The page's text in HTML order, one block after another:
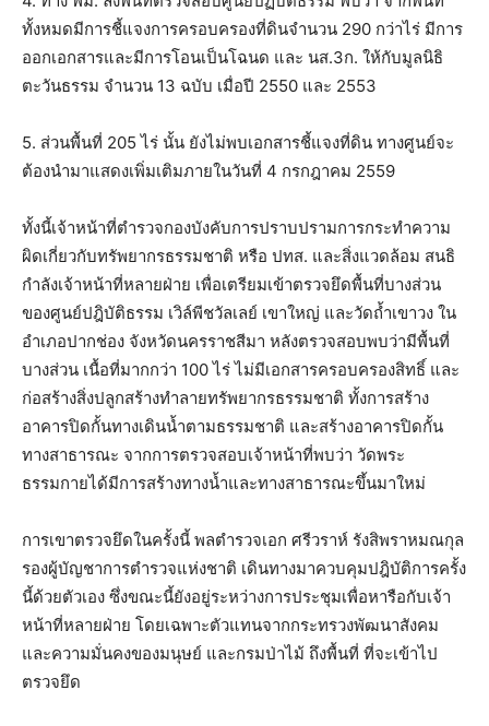
ทั้งหมดมีการชี้แจงการครอบครองที่ดินจำนวน 290 กว่าไร่ มีการ
ออกเอกสารและมีการโอนเป็นโฉนด และ นส.3ก. ให้กับมูลนิธิ
ตะวันธรรม จำนวน 13 ฉบับ เมื่อปี 2550 และ 2553
5. ส่วนพื้นที่ 205 ไร่ นั้น ยังไม่พบเอกสารชี้แจงที่ดิน ทางศูนย์จะ
ต้องนำมาแสดงเพิ่มเติมภายในวันที่ 4 กรกฎาคม 2559
ทั้งนี้เจ้าหน้าที่ตำรวจกองบังคับการปราบปรามการกระทำความ
ผิดเกี่ยวกับทรัพยากรธรรมชาติ หรือ ปทส. และสิ่งแวดล้อม สนธิ
กำลังเจ้าหน้าที่หลายฝ่าย เพื่อเตรียมเข้าตรวจยึดพื้นที่บางส่วน
ของศูนย์ปฎิบัติธรรม เวิล์พีชวัลเลย์ เขาใหญ่ และวัดถ้ำเขาวง ใน
อำเภอปากช่อง จังหวัดนครราชสีมา หลังตรวจสอบพบว่ามีพื้นที่
บางส่วน เนื้อที่มากกว่า 100 ไร่ ไม่มีเอกสารครอบครองสิทธิ์ และ
ก่อสร้างสิ่งปลูกสร้างทำลายทรัพยากรธรรมชาติ ทั้งการสร้าง
อาคารปิดกั้นทางเดินน้ำตามธรรมชาติ และสร้างอาคารปิดกั้น
ทางสาธารณะ จากการตรวจสอบเจ้าหน้าที่พบว่า วัดพระ
ธรรมกายได้มีการสร้างทางน้ำและทางสาธารณะขึ้นมาใหม่
การเขาตรวจยึดในครั้งนี้ พลตำรวจเอก ศรีวราห์ รังสิพราหมณกุล
รองผู้บัญชาการตำรวจแห่งชาติ เดินทางมาควบคุมปฎิบัติการครั้ง
นี้ด้วยตัวเอง ซึ่งขณะนี้ยังอยู่ระหว่างการประชุมเพื่อหารือกับเจ้า
หน้าที่หลายฝ่าย โดยเฉพาะตัวแทนจากกระทรวงพัฒนาสังคม
และความมั่นคงของมนุษย์ และกรมป่าไม้ ถึงพื้นที่ ที่จะเข้าไป
ตรวจยึด